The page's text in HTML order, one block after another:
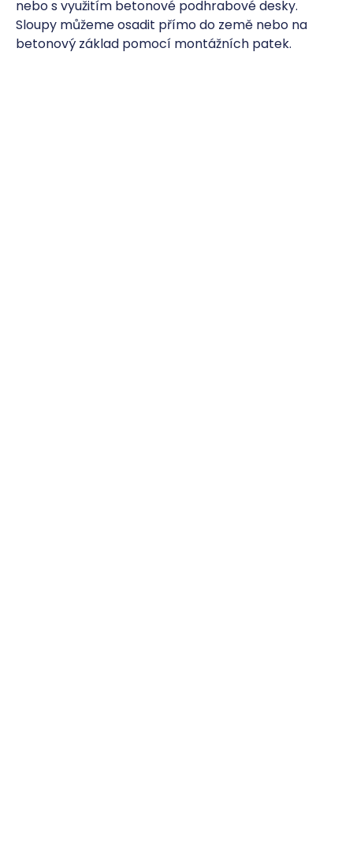
nebo s využitím betonové podhrabové desky.
Sloupy můžeme osadit přímo do země nebo na
betonový základ pomocí montážních patek.